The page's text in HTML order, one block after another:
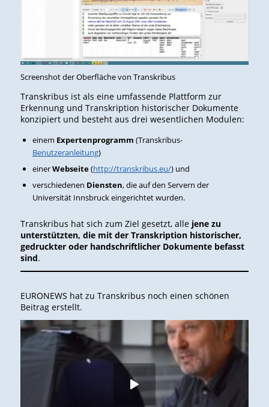
Screenshot der Oberfläche von Transkribus
Transkribus ist als eine umfassende Plattform zur
Erkennung und Transkription historischer Dokumente
konzipiert und besteht aus drei wesentlichen Modulen:
einem Expertenprogramm (Transkribus-
Benutzeranleitung)
einerWebseite(http://transkribus.eu/) und
verschiedenen Diensten, die auf den Servern der
Universität Innsbruck eingerichtet wurden.
Transkribus hat sich zum Ziel gesetzt, alle jene zu
unterstützten, die mit der Transkription historischer,
gedruckter oder handschriftlicher Dokumente befasst
sind.
EURONEWS hat zu Transkribus noch einen schönen
Beitrag erstellt.